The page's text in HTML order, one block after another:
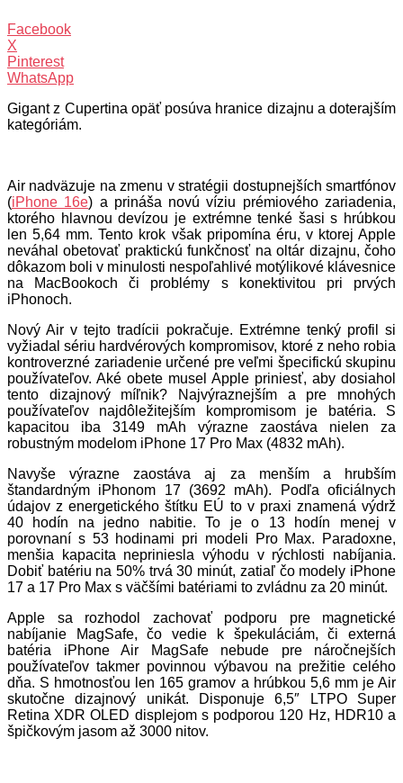
Facebook
X
Pinterest
WhatsApp
Gigant z Cupertina opäť posúva hranice dizajnu a doterajším
kategóriám.
Air nadväzuje na zmenu v stratégii dostupnejších smartfónov
(iPhone 16e) a prináša novú víziu prémiového zariadenia,
ktorého hlavnou devízou je extrémne tenké šasi s hrúbkou
len 5,64 mm. Tento krok však pripomína éru, v ktorej Apple
neváhal obetovať praktickú funkčnosť na oltár dizajnu, čoho
dôkazom boli v minulosti nespoľahlivé motýlikové klávesnice
na MacBookoch či problémy s konektivitou pri prvých
iPhonoch.
Nový Air v tejto tradícii pokračuje. Extrémne tenký profil si
vyžiadal sériu hardvérových kompromisov, ktoré z neho robia
kontroverzné zariadenie určené pre veľmi špecifickú skupinu
používateľov. Aké obete musel Apple priniesť, aby dosiahol
tento dizajnový míľnik? Najvýraznejším a pre mnohých
používateľov najdôležitejším kompromisom je batéria. S
kapacitou iba 3149 mAh výrazne zaostáva nielen za
robustným modelom iPhone 17 Pro Max (4832 mAh).
Navyše výrazne zaostáva aj za menším a hrubším
štandardným iPhonom 17 (3692 mAh). Podľa oficiálnych
údajov z energetického štítku EÚ to v praxi znamená výdrž
40 hodín na jedno nabitie. To je o 13 hodín menej v
porovnaní s 53 hodinami pri modeli Pro Max. Paradoxne,
menšia kapacita nepriniesla výhodu v rýchlosti nabíjania.
Dobiť batériu na 50% trvá 30 minút, zatiaľ čo modely iPhone
17 a 17 Pro Max s väčšími batériami to zvládnu za 20 minút.
Apple sa rozhodol zachovať podporu pre magnetické
nabíjanie MagSafe, čo vedie k špekuláciám, či externá
batéria iPhone Air MagSafe nebude pre náročnejších
používateľov takmer povinnou výbavou na prežitie celého
dňa. S hmotnosťou len 165 gramov a hrúbkou 5,6 mm je Air
skutočne dizajnový unikát. Disponuje 6,5″ LTPO Super
Retina XDR OLED displejom s podporou 120 Hz, HDR10 a
špičkovým jasom až 3000 nitov.